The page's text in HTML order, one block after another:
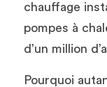
chauffage
pompes à
d’un million
Pourquoi